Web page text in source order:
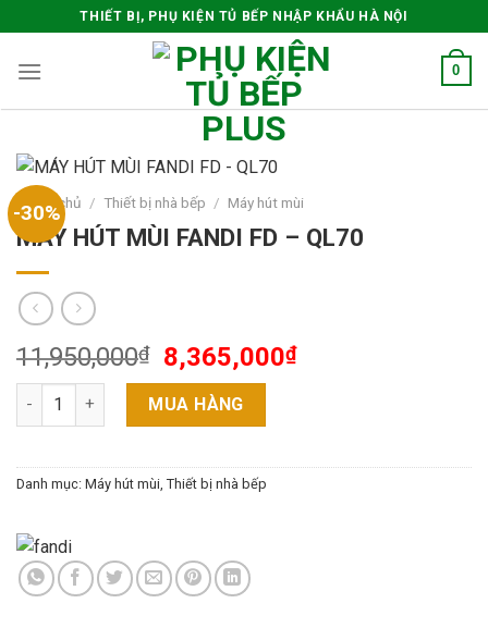
to
content
THIẾT BỊ, PHỤ KIỆN TỦ BẾP NHẬP KHẨU HÀ NỘI
0
-30%
Trang chủ / Thiết bị nhà bếp / Máy hút mùi
MÁY HÚT MÙI FANDI FD – QL70
11,950,000₫ 8,365,000₫
MÁY HÚT MÙI FANDI FD - QL70 số lượng
MUA HÀNG
Danh mục: Máy hút mùi Thiết bị nhà bếp